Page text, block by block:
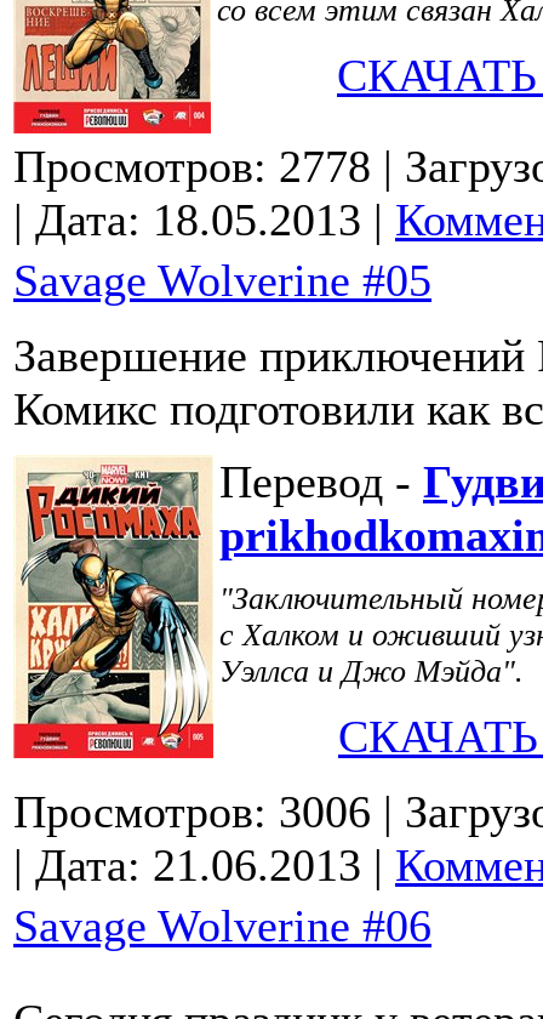
со всем этим связан
Просмотров: 2778 |
| Дата: 18.05.2013 |
Savage Wolverine #05
Завершение
Комикс подготовили как
Перевод -
"Заключительный
с Халком и оживший
Уэллса и Джо Мэйда".
Просмотров: 3006 |
| Дата: 21.06.2013 |
Savage Wolverine #06